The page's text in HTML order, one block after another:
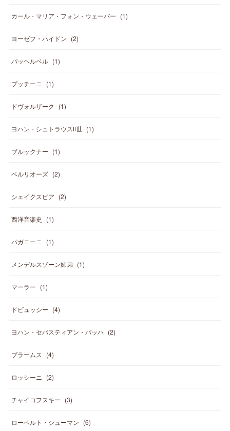
カール・マリア・フォン・ウェーバー (1)
ヨーゼフ・ハイドン (2)
パッヘルベル (1)
プッチーニ (1)
ドヴォルザーク (1)
ヨハン・シュトラウスⅡ世 (1)
ブルックナー (1)
ベルリオーズ (2)
シェイクスピア (2)
西洋音楽史 (1)
パガニーニ (1)
メンデルスゾーン姉弟 (1)
マーラー (1)
ドビュッシー (4)
ヨハン・セバスティアン・バッハ (2)
ブラームス (4)
ロッシーニ (2)
チャイコフスキー (3)
ローベルト・シューマン (6)